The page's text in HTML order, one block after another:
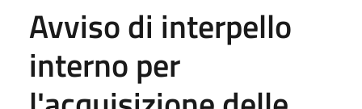
Avviso di interpello
interno per